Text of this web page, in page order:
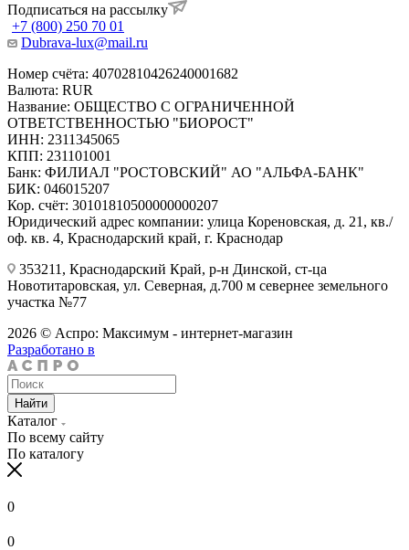
Подписаться на рассылку
+7 (800) 250 70 01
Dubrava-lux@mail.ru
Номер счёта: 40702810426240001682
Валюта: RUR
Название: ОБЩЕСТВО С ОГРАНИЧЕННОЙ
ОТВЕТСТВЕННОСТЬЮ "БИОРОСТ"
ИНН: 2311345065
КПП: 231101001
Банк: ФИЛИАЛ "РОСТОВСКИЙ" АО "АЛЬФА-БАНК"
БИК: 046015207
Кор. счёт: 30101810500000000207
Юридический адрес компании: улица Кореновская, д. 21, кв./
оф. кв. 4, Краснодарский край, г. Краснодар
353211, Краснодарский Край, р-н Динской, ст-ца
Новотитаровская, ул. Северная, д.700 м севернее земельного
участка №77
2026 © Аспро: Максимум - интернет-магазин
Разработано в
Найти
Каталог
По всему сайту
По каталогу
0
0